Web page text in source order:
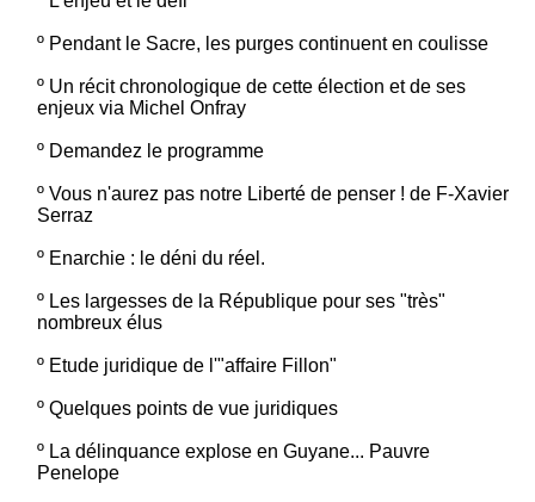
º Pendant le Sacre, les purges continuent en coulisse
º Un récit chronologique de cette élection et de ses
enjeux via Michel Onfray
º Demandez le programme
º Vous n'aurez pas notre Liberté de penser ! de F-Xavier
Serraz
º Enarchie : le déni du réel.
º Les largesses de la République pour ses "très"
nombreux élus
º Etude juridique de l'"affaire Fillon"
º Quelques points de vue juridiques
º La délinquance explose en Guyane... Pauvre
Penelope